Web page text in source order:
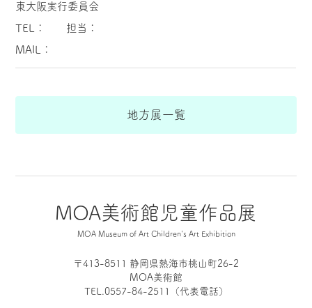
東大阪実行委員会
TEL： 担当：
MAIL：
地方展一覧
MOA美術館児童作品展
MOA Museum of Art Children's Art Exhibition
〒413-8511 静岡県熱海市桃山町26-2
MOA美術館
TEL.0557-84-2511（代表電話）